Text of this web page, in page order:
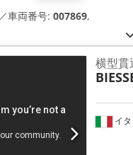
車両番号: 007869,
イ
横型貫